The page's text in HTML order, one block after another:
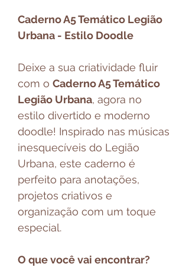
Caderno A5 Temático Legião
Urbana - Estilo Doodle
Deixe a sua criatividade fluir
com o Caderno A5 Temático
Legião Urbana, agora no
estilo divertido e moderno
doodle! Inspirado nas músicas
inesquecíveis do Legião
Urbana, este caderno é
perfeito para anotações,
projetos criativos e
organização com um toque
especial.
O que você vai encontrar?